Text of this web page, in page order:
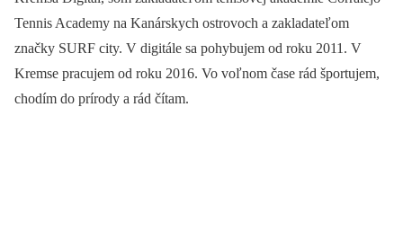
Tennis Academy na Kanárskych ostrovoch a zakladateľom
značky SURF city. V digitále sa pohybujem od roku 2011. V
Kremse pracujem od roku 2016. Vo voľnom čase rád športujem,
chodím do prírody a rád čítam.